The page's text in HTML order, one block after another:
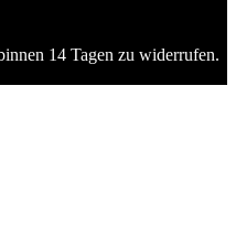
14 Tagen zu widerrufen.